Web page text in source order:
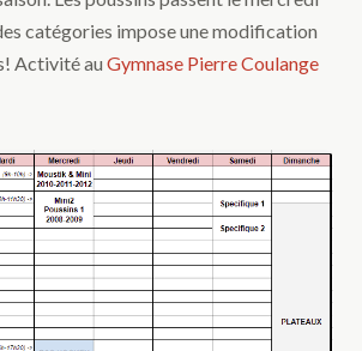
catégories impose une modification
Activité au Gymnase Pierre Coulange